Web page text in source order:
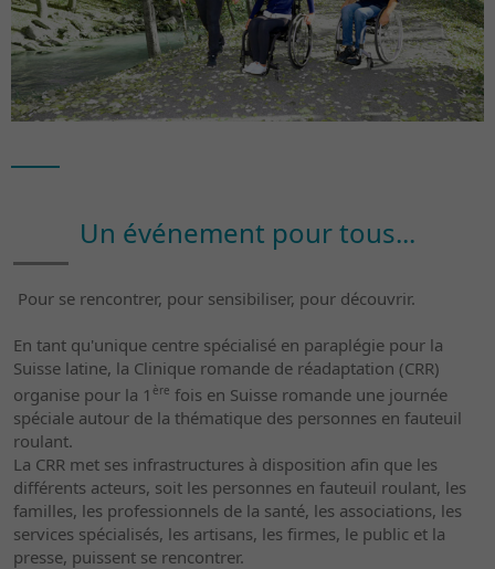
Un événement pour tous...
Pour se rencontrer, pour sensibiliser, pour découvrir.
En tant qu'unique centre spécialisé en paraplégie pour la
Suisse latine, la Clinique romande de réadaptation (CRR)
organise pour la 1 ère fois en Suisse romande une journée
spéciale autour de la thématique des personnes en fauteuil
roulant.
La CRR met ses infrastructures à disposition afin que les
différents acteurs, soit les personnes en fauteuil roulant, les
familles, les professionnels de la santé, les associations, les
services spécialisés, les artisans, les firmes, le public et la
presse, puissent se rencontrer.